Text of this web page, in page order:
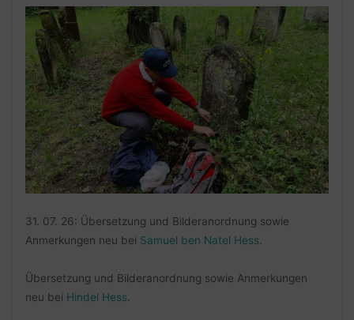
31. 07. 26: Übersetzung und Bilderanordnung sowie
Anmerkungen neu bei Samuel ben Natel Hess.
Übersetzung und Bilderanordnung sowie Anmerkungen
neu bei Hindel Hess.